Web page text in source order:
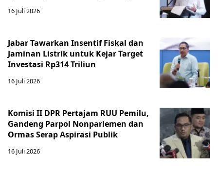
16 Juli 2026
Jabar Tawarkan Insentif Fiskal dan
Jaminan Listrik untuk Kejar Target
Investasi Rp314 Triliun
16 Juli 2026
Komisi II DPR Pertajam RUU Pemilu,
Gandeng Parpol Nonparlemen dan
Ormas Serap Aspirasi Publik
16 Juli 2026